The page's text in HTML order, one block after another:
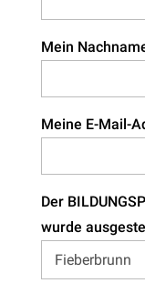
Mein
Meine E-Mail-
Der
wurde